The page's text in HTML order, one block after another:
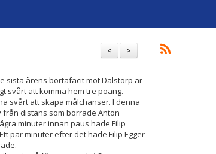
>
<
sista årens bortafacit mot Dalstorp är
svårt att komma hem tre poäng.
svårt att skapa målchanser. I denna
från distans som borrade Anton
minuter innan paus hade Filip
par minuter efter det hade Filip Egger